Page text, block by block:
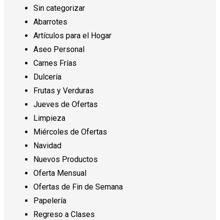
Sin categorizar
Abarrotes
Artículos para el Hogar
Aseo Personal
Carnes Frías
Dulcería
Frutas y Verduras
Jueves de Ofertas
Limpieza
Miércoles de Ofertas
Navidad
Nuevos Productos
Oferta Mensual
Ofertas de Fin de Semana
Papelería
Regreso a Clases